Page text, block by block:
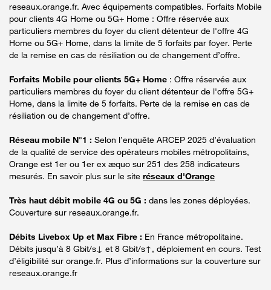
reseaux.orange.fr. Avec équipements compatibles. Forfaits Mobile
pour clients 4G Home ou 5G+ Home : Offre réservée aux
particuliers membres du foyer du client détenteur de l'offre 4G
Home ou 5G+ Home, dans la limite de 5 forfaits par foyer. Perte
de la remise en cas de résiliation ou de changement d’offre.
Forfaits Mobile pour clients 5G+ Home : Offre réservée aux
particuliers membres du foyer du client détenteur de l'offre 5G+
Home, dans la limite de 5 forfaits. Perte de la remise en cas de
résiliation ou de changement d’offre.
Réseau mobile N°1 : Selon l’enquête ARCEP 2025 d’évaluation
de la qualité de service des opérateurs mobiles métropolitains,
Orange est 1er ou 1er ex æquo sur 251 des 258 indicateurs
mesurés. En savoir plus sur le site réseaux d'Orange
Très haut débit mobile 4G ou 5G : dans les zones déployées.
Couverture sur reseaux.orange.fr.
Débits Livebox Up et Max Fibre : En France métropolitaine.
Débits jusqu’à 8 Gbit/s↓ et 8 Gbit/s↑, déploiement en cours. Test
d’éligibilité sur orange.fr. Plus d’informations sur la couverture sur
reseaux.orange.fr